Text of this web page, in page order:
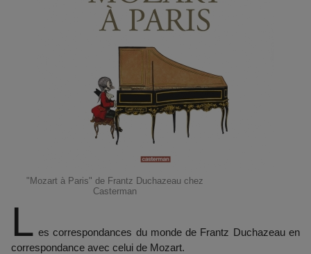
"Mozart à Paris" de Frantz Duchazeau chez
Casterman
L es correspondances du monde de Frantz Duchazeau en
correspondance avec celui de Mozart.